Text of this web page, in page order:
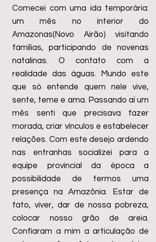
Comecei com uma ida temporária:
um mês no interior do
Amazonas(Novo Airão) visitando
famílias, participando de novenas
natalinas. O contato com a
realidade das águas. Mundo este
que só entende quem nele vive,
sente, teme e ama. Passando aí um
mês senti que precisava fazer
morada, criar vínculos e estabelecer
relações. Com este desejo ardendo
nas entranhas socializei para a
equipe provincial da época a
possibilidade de termos uma
presença na Amazônia. Estar de
fato, viver, dar de nossa pobreza,
colocar nosso grão de areia.
Confiaram a mim a articulação de